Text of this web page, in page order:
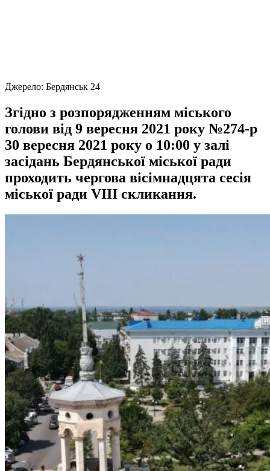
Джерело: Бердянськ 24
Згідно з розпорядженням міського
голови від 9 вересня 2021 року №274-р
30 вересня 2021 року о 10:00 у залі
засідань Бердянської міської ради
проходить чергова вісімнадцята сесія
міської ради VIІІ скликання.